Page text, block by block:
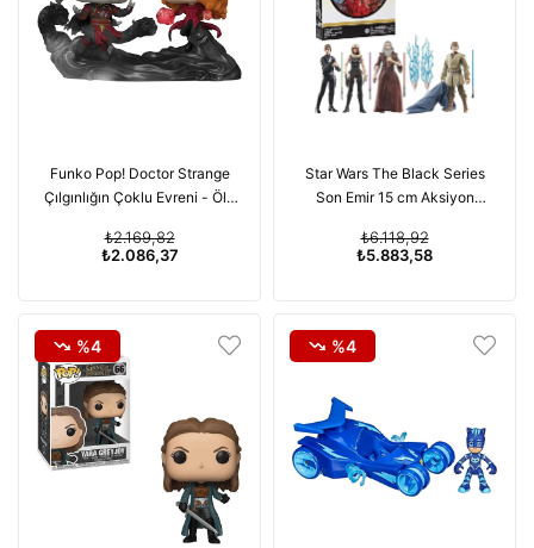
Funko Pop! Doctor Strange
Çılgınlığın Çoklu Evreni - Ölü
₺2.086,37
₺2.169,82
Star Wars The Black Series
Son Emir 15 cm Aksiyon
₺5.883,58
₺6.118,92
%4 %4